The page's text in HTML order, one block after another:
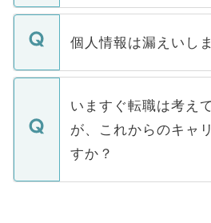
ません。
■応募殺到を避けるた
関を公にしてしまうと
に、医療機関が求める
みを人材紹介会社に依
ています。
転職・入職を強要する
ん。また、仮に応募先
定を承諾する必要はあ
の辞退の連絡はキャリ
ますので、ご安心くだ
個人情報は漏えいし
個人情報が漏えいする
で、ご安心ください。
などで収集したご登録
ご本人のキャリアアッ
支援を目的に使用いた
ているすべての個人デ
いますぐ転職は考え
が、これからのキャ
すか？